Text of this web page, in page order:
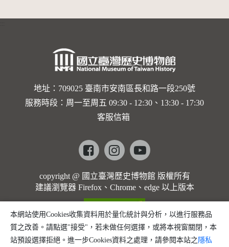
的依戀—
勒大地之
歌]【對
世界與生
命的依戀
馬勒大地
之歌】
地址：709025 臺南市安南區長和路一段250號
服務時段：周一至周五 09:30 - 12:30、13:30 - 17:30
客服信箱
Facebookinstagramyoutube
copyright @ 國立臺灣歷史博物館 版權所有
建議瀏覽器 Firefox、Chrome、edge 以上版本
本網站使用Cookies收集資料用於量化統計與分析，以進行服務品
質之改善。請點選"接受"，若未做任何選擇，或將本視窗關閉，本
站預設選擇拒絕。進一步Cookies資料之處理，請參閱本站之 隱私